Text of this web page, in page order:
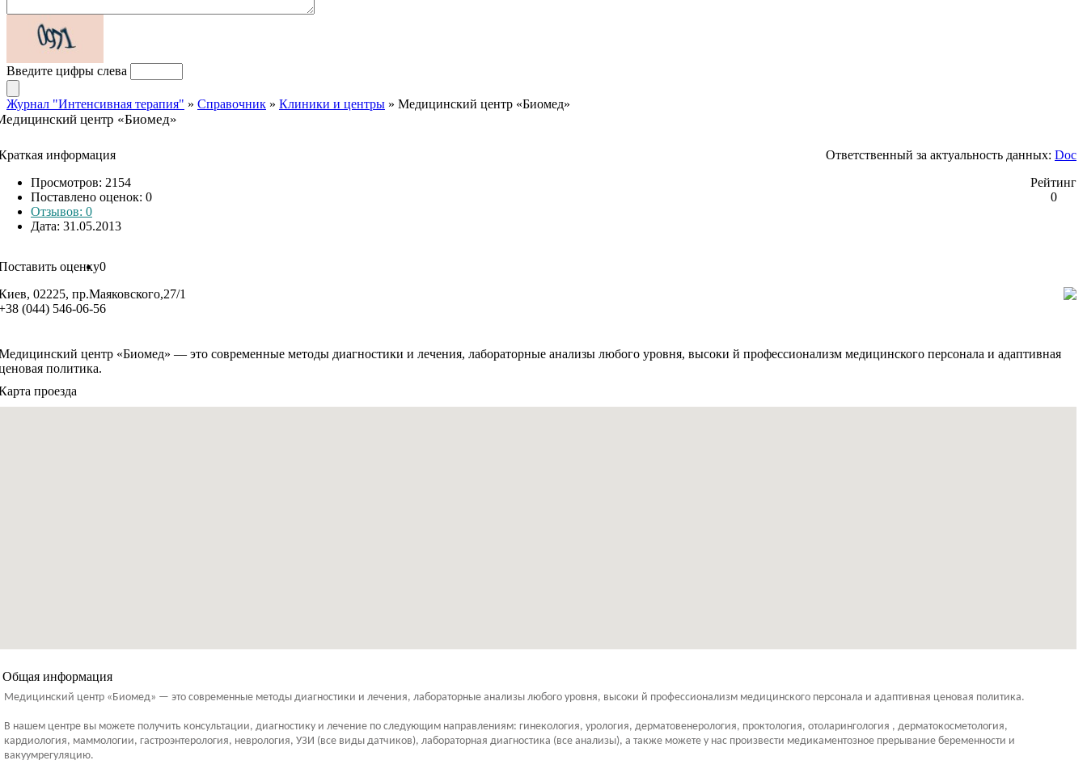
Введите цифры слева
Журнал "Интенсивная терапия" » Справочник » Клиники и центры » Медицинский центр «Биомед»
центр «Биомед»
информация Ответственный за актуальность данных: Doc
Рейтинг
0
Просмотров: 2154
Поставлено оценок: 0
Отзывов: 0
Дата: 31.05.2013
оценку0
02225, пр.Маяковского,27/1
(044) 546-06-56
центр «Биомед» — это современные методы диагностики и лечения, лабораторные анализы любого уровня, высоки й профессионализм медицинского персонала и адаптивная
политика.
проезда
Общая информация
Медицинский центр «Биомед» — это современные методы диагностики и лечения, лабораторные анализы любого уровня, высоки й профессионализм медицинского персонала и адаптивная ценовая политика.
В нашем центре вы можете получить консультации, диагностику и лечение по следующим направлениям: гинекология, урология, дерматовенерология, проктология, отоларингология , дерматокосметология,
кардиология, маммологии, гастроэнтерология, неврология, УЗИ (все виды датчиков), лабораторная диагностика (все анализы), а также можете у нас произвести медикаментозное прерывание беременности и
вакуумрегуляцию.